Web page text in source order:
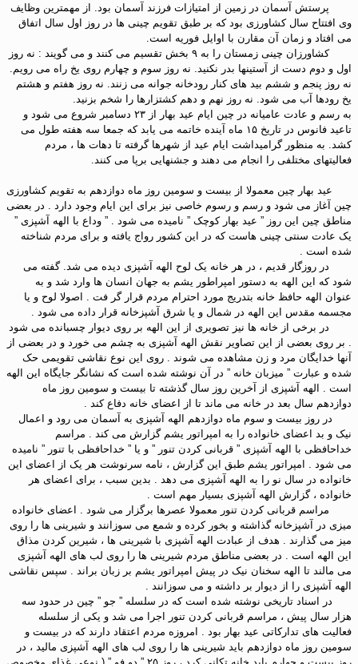
پرستش آسمان در زمین از امتیازات فرزند آسمان بود. از مهمترین وظایف
وی افتتاح سال کشاورزی بود که بر طبق تقویم چینی ها در روز اول سال اتفاق
می افتاد و زمان آن مقارن با اوایل فوریه است.
کشاورزان چینی زمستان را به ۹ بخش تقسیم می کنند و می گویند : نه روز
اول و دوم دست از آستینها بدر نکنید. نه روز سوم و چهارم روی یخ راه می رویم.
نه روز پنجم و ششم بید های کنار رودخانه جوانه می زنند. نه روز هفتم و هشتم
یخ رودها آب می شود. نه روز نهم و دهم کشتزارها را شخم بزنید.
به رسم و عادت عامیانه در چین ایام عید بهار از ۲۳ دسامبر شروع می شود و
تاعید فانوس در تاریخ ۱۵ ماه آینده خاتمه می یابد که جمعا سه هفته طول می
کشد. به منظور گرامیداشت ایام عید از شهرها گرفته تا دهات ها ، مردم
فعالیتهای مختلفی را انجام می دهند و جشنهایی برپا می کنند.
عید بهار چین معمولا از بیست و سومین روز ماه دوازدهم به تقویم کشاورزی
چین آغاز می شود و رسم و رسوم خاصی نیز برای این ایام وجود دارد . در بعضی
مناطق چین این روز ” عید بهار کوچک ” نامیده می شود . ” وداع با الهه آشپزی ”
یک عادت سنتی چینی هاست که در این کشور رواج یافته و برای مردم شناخته
شده است .
در روزگار قدیم ، در هر خانه یک لوح الهه آشپزی دیده می شد. گفته می
شود که این الهه به دستور امپراطور یشم به جهان انسان ها وارد شد و به
عنوان الهه حافظ خانه بتدریج مورد احترام مردم قرار گر فت . اصولا لوح و یا
مجسمه مقدس این الهه در شمال و یا شرق آشپزخانه قرار داده می شود .
در برخی از خانه ها نیز تصویری از این الهه بر روی دیوار چسبانده می شود
. بر روی بعضی از این تصاویر نقش الهه آشپزی به چشم می خورد و در بعضی از
آنها خدایگان مرد و زن مشاهده می شوند . روی این نوع نقاشی تقویمی حک
شده و عبارت ” میزبان خانه ” در آن نوشته شده است که نشانگر جایگاه این الهه
است . الهه آشپزی از آخرین روز سال گذشته تا بیست و سومین روز ماه
دوازدهم سال بعد در خانه می ماند تا از اعضای خانه دفاع کند .
در روز بیست و سوم ماه دوازدهم الهه آشپزی به آسمان می رود و اعمال
نیک و بد اعضای خانواده را به امپراتور یشم گزارش می کند . مراسم
خداحافظی با الهه آشپزی ” قربانی کردن تنور ” و یا ” خداحافظی با تنور ” نامیده
می شود . امپراتور یشم طبق این گزارش ، نامه سرنوشت هر یک از اعضای این
خانواده در سال نو را به الهه آشپزی می دهد . بدین سبب ، برای اعضای هر
خانواده ، گزارش الهه آشپزی بسیار مهم است .
مراسم قربانی کردن تنور معمولا عصرها برگزار می شود . اعضای خانواده
میزی در آشپزخانه گذاشته و بخور کرده و شمع می سوزانند و شیرینی ها را روی
میز می گذارند . هدف از عبادت الهه آشپزی با شیرینی ها ، شیرین کردن مذاق
این الهه است . در بعضی مناطق مردم شیرینی ها را روی لب های الهه آشپزی
می مالند تا الهه سخنان نیک در پیش امپراتور یشم بر زبان براند . سپس نقاشی
الهه آشپزی را از دیوار بر داشته و می سوزانند .
در اسناد تاریخی نوشته شده است که در سلسله ” جو ” چین در حدود سه
هزار سال پیش ، مراسم قربانی کردن تنور اجرا می شد و یکی از سلسله
فعالیت های تدارکاتی عید بهار بود . امروزه مردم اعتقاد دارند که در بیست و
سومین روز ماه دوازدهم باید شیرینی ها را روی لب های الهه آشپزی مالید ، در